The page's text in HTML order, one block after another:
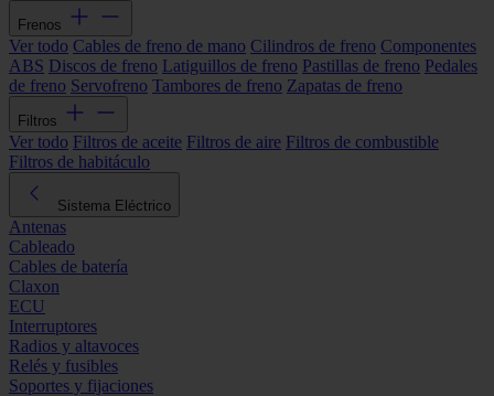
Frenos
Ver todo Cables de freno de mano Cilindros de freno Componentes
ABS Discos de freno Latiguillos de freno Pastillas de freno Pedales
de freno Servofreno Tambores de freno Zapatas de freno
Filtros
Ver todo Filtros de aceite Filtros de aire Filtros de combustible
Filtros de habitáculo
Sistema Eléctrico
Antenas
Cableado
Cables de batería
Claxon
ECU
Interruptores
Radios y altavoces
Relés y fusibles
Soportes y fijaciones